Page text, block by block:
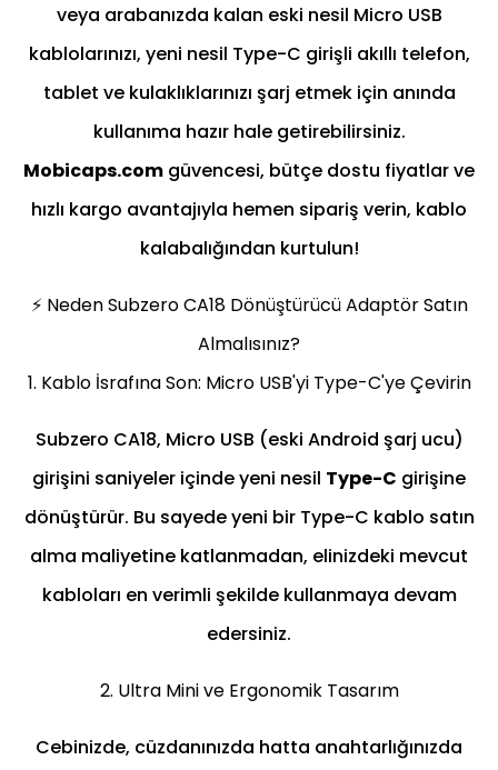
veya arabanızda kalan eski nesil Micro USB
kablolarınızı, yeni nesil Type-C girişli akıllı telefon,
tablet ve kulaklıklarınızı şarj etmek için anında
kullanıma hazır hale getirebilirsiniz.
Mobicaps.com güvencesi, bütçe dostu fiyatlar ve
hızlı kargo avantajıyla hemen sipariş verin, kablo
kalabalığından kurtulun!
⚡ Neden Subzero CA18 Dönüştürücü Adaptör Satın
Almalısınız?
1. Kablo İsrafına Son: Micro USB'yi Type-C'ye Çevirin
Subzero CA18, Micro USB (eski Android şarj ucu)
girişini saniyeler içinde yeni nesil Type-C girişine
dönüştürür. Bu sayede yeni bir Type-C kablo satın
alma maliyetine katlanmadan, elinizdeki mevcut
kabloları en verimli şekilde kullanmaya devam
edersiniz.
2. Ultra Mini ve Ergonomik Tasarım
Cebinizde, cüzdanınızda hatta anahtarlığınızda